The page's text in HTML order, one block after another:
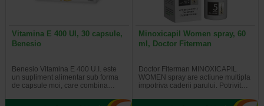
Vitamina E 400 UI, 30 capsule,
Benesio
Benesio Vitamina E 400 U.I. este
un supliment alimentar sub forma
de capsule moi, care combina…
Minoxicapil Women spray, 60
ml, Doctor Fiterman
Doctor Fiterman MINOXICAPIL
WOMEN spray are actiune multipla
impotriva caderii parului. Potrivit…